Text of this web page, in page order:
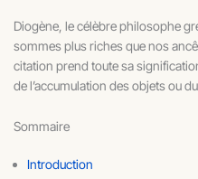
Diogène, le célèbre philosophe
sommes plus riches que nos
citation prend toute sa
de l’accumulation des objets ou
Sommaire
Introduction